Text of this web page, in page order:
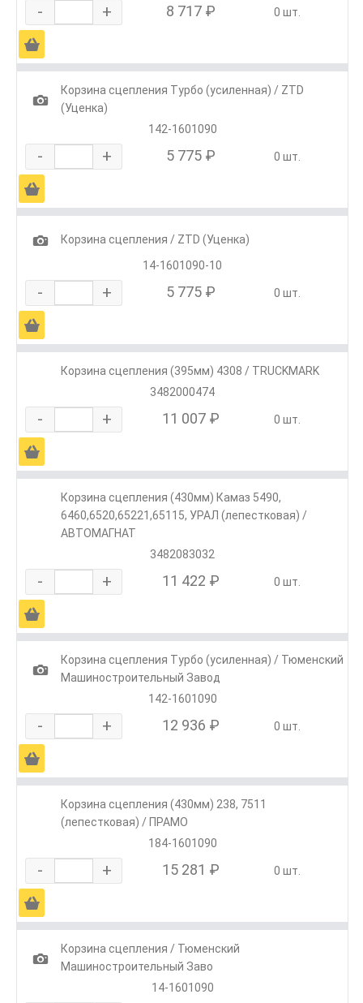
- + 8 717 ₽ 0 шт.
Ä
1
Корзина сцепления Турбо (усиленная) / ZTD
(Уценка)
142-1601090
- + 5 775 ₽ 0 шт.
Ä
1
Корзина сцепления / ZTD (Уценка)
14-1601090-10
- + 5 775 ₽ 0 шт.
Ä
Корзина сцепления (395мм) 4308 / TRUCKMARK
3482000474
- + 11 007 ₽ 0 шт.
Ä
Корзина сцепления (430мм) Камаз 5490,
6460,6520,65221,65115, УРАЛ (лепестковая) /
АВТОМАГНАТ
3482083032
- + 11 422 ₽ 0 шт.
Ä
1
Корзина сцепления Турбо (усиленная) / Тюменский
Машиностроительный Завод
142-1601090
- + 12 936 ₽ 0 шт.
Ä
Корзина сцепления (430мм) 238, 7511
(лепестковая) / ПРАМО
184-1601090
- + 15 281 ₽ 0 шт.
Ä
1
Корзина сцепления / Тюменский
Машиностроительный Заво
14-1601090